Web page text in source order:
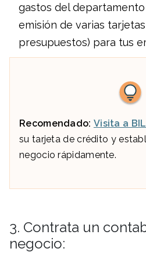
gastos del
emisión de varias
presupuestos) para tus
Recomendado: Visita a
su tarjeta de crédito y
negocio rápidamente.
3. Contrata un
negocio: